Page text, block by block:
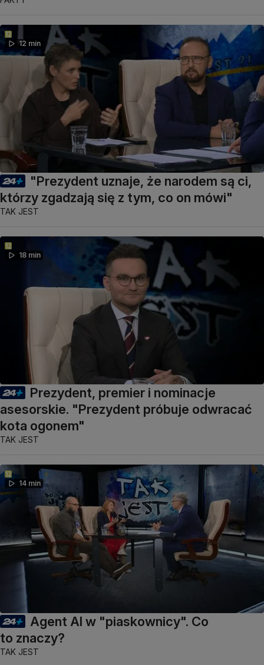
12 min
"Prezydent uznaje, że narodem są ci,
którzy zgadzają się z tym, co on mówi"
TAK JEST
18 min
Prezydent, premier i nominacje
asesorskie. "Prezydent próbuje odwracać
kota ogonem"
TAK JEST
14 min
Agent AI w "piaskownicy". Co
to znaczy?
TAK JEST